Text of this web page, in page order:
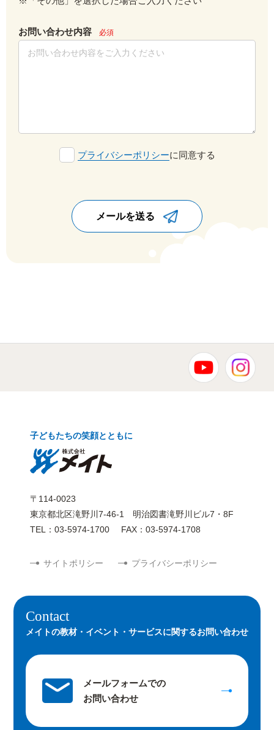
お問い合わせ内容 必須
プライバシーポリシーに同意する
メールを送る
子どもたちの笑顔とともに
〒114-0023
東京都北区滝野川7-46-1 明治図書滝野川ビル7・8F
TEL：03-5974-1700
FAX：03-5974-1708
サイトポリシー プライバシーポリシー
Contact
メイトの教材・イベント・サービスに関するお問い合わせ
メールフォームでの
お問い合わせ